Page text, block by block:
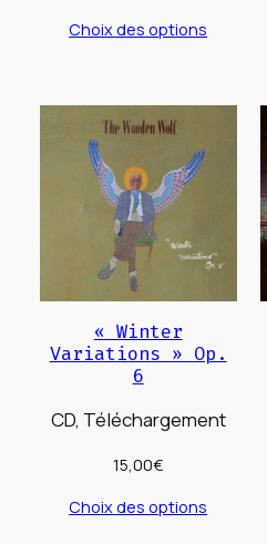
prix :
25,00€
Choix des options
« Winter
Variations » Op.
6
CD, Téléchargement
15,00€
Choix des options